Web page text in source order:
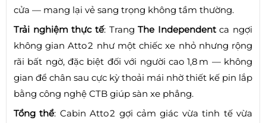
cửa — mang lại vẻ sang trọng không tầm thường.
Trải nghiệm thực tế: TrangThe Independentca ngợi
không gian Atto 2 như một chiếc xe nhỏ nhưng rộng
rãi bất ngờ, đặc biệt đối với người cao 1,8 m — không
gian để chân sau cực kỳ thoải mái nhờ thiết kế pin lắp
bằng công nghệ CTB giúp sàn xe phẳng.
Tổng thể: Cabin Atto 2 gợi cảm giác vừa tinh tế vừa